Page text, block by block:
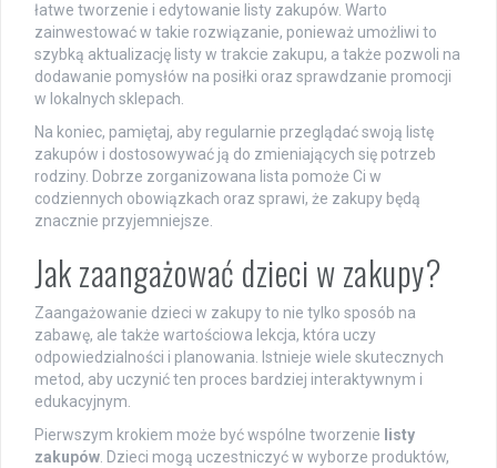
łatwe tworzenie i edytowanie listy zakupów. Warto
zainwestować w takie rozwiązanie, ponieważ umożliwi to
szybką aktualizację listy w trakcie zakupu, a także pozwoli na
dodawanie pomysłów na posiłki oraz sprawdzanie promocji
w lokalnych sklepach.
Na koniec, pamiętaj, aby regularnie przeglądać swoją listę
zakupów i dostosowywać ją do zmieniających się potrzeb
rodziny. Dobrze zorganizowana lista pomoże Ci w
codziennych obowiązkach oraz sprawi, że zakupy będą
znacznie przyjemniejsze.
Jak zaangażować dzieci w zakupy?
Zaangażowanie dzieci w zakupy to nie tylko sposób na
zabawę, ale także wartościowa lekcja, która uczy
odpowiedzialności i planowania. Istnieje wiele skutecznych
metod, aby uczynić ten proces bardziej interaktywnym i
edukacyjnym.
Pierwszym krokiem może być wspólne tworzenie listy
zakupów. Dzieci mogą uczestniczyć w wyborze produktów,